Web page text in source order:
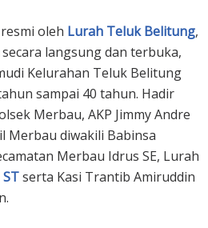
oleh Lurah Teluk Belitung,
langsung dan terbuka,
Kelurahan Teluk Belitung
sampai 40 tahun. Hadir
Merbau, AKP Jimmy Andre
Merbau diwakili Babinsa
Merbau Idrus SE, Lurah
serta Kasi Trantib Amiruddin